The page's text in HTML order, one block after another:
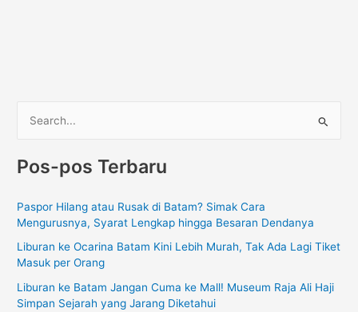
r
u
t
Pos-pos Terbaru
Paspor Hilang atau Rusak di Batam? Simak Cara
Mengurusnya, Syarat Lengkap hingga Besaran Dendanya
Liburan ke Ocarina Batam Kini Lebih Murah, Tak Ada Lagi Tiket
Masuk per Orang
Liburan ke Batam Jangan Cuma ke Mall! Museum Raja Ali Haji
Simpan Sejarah yang Jarang Diketahui